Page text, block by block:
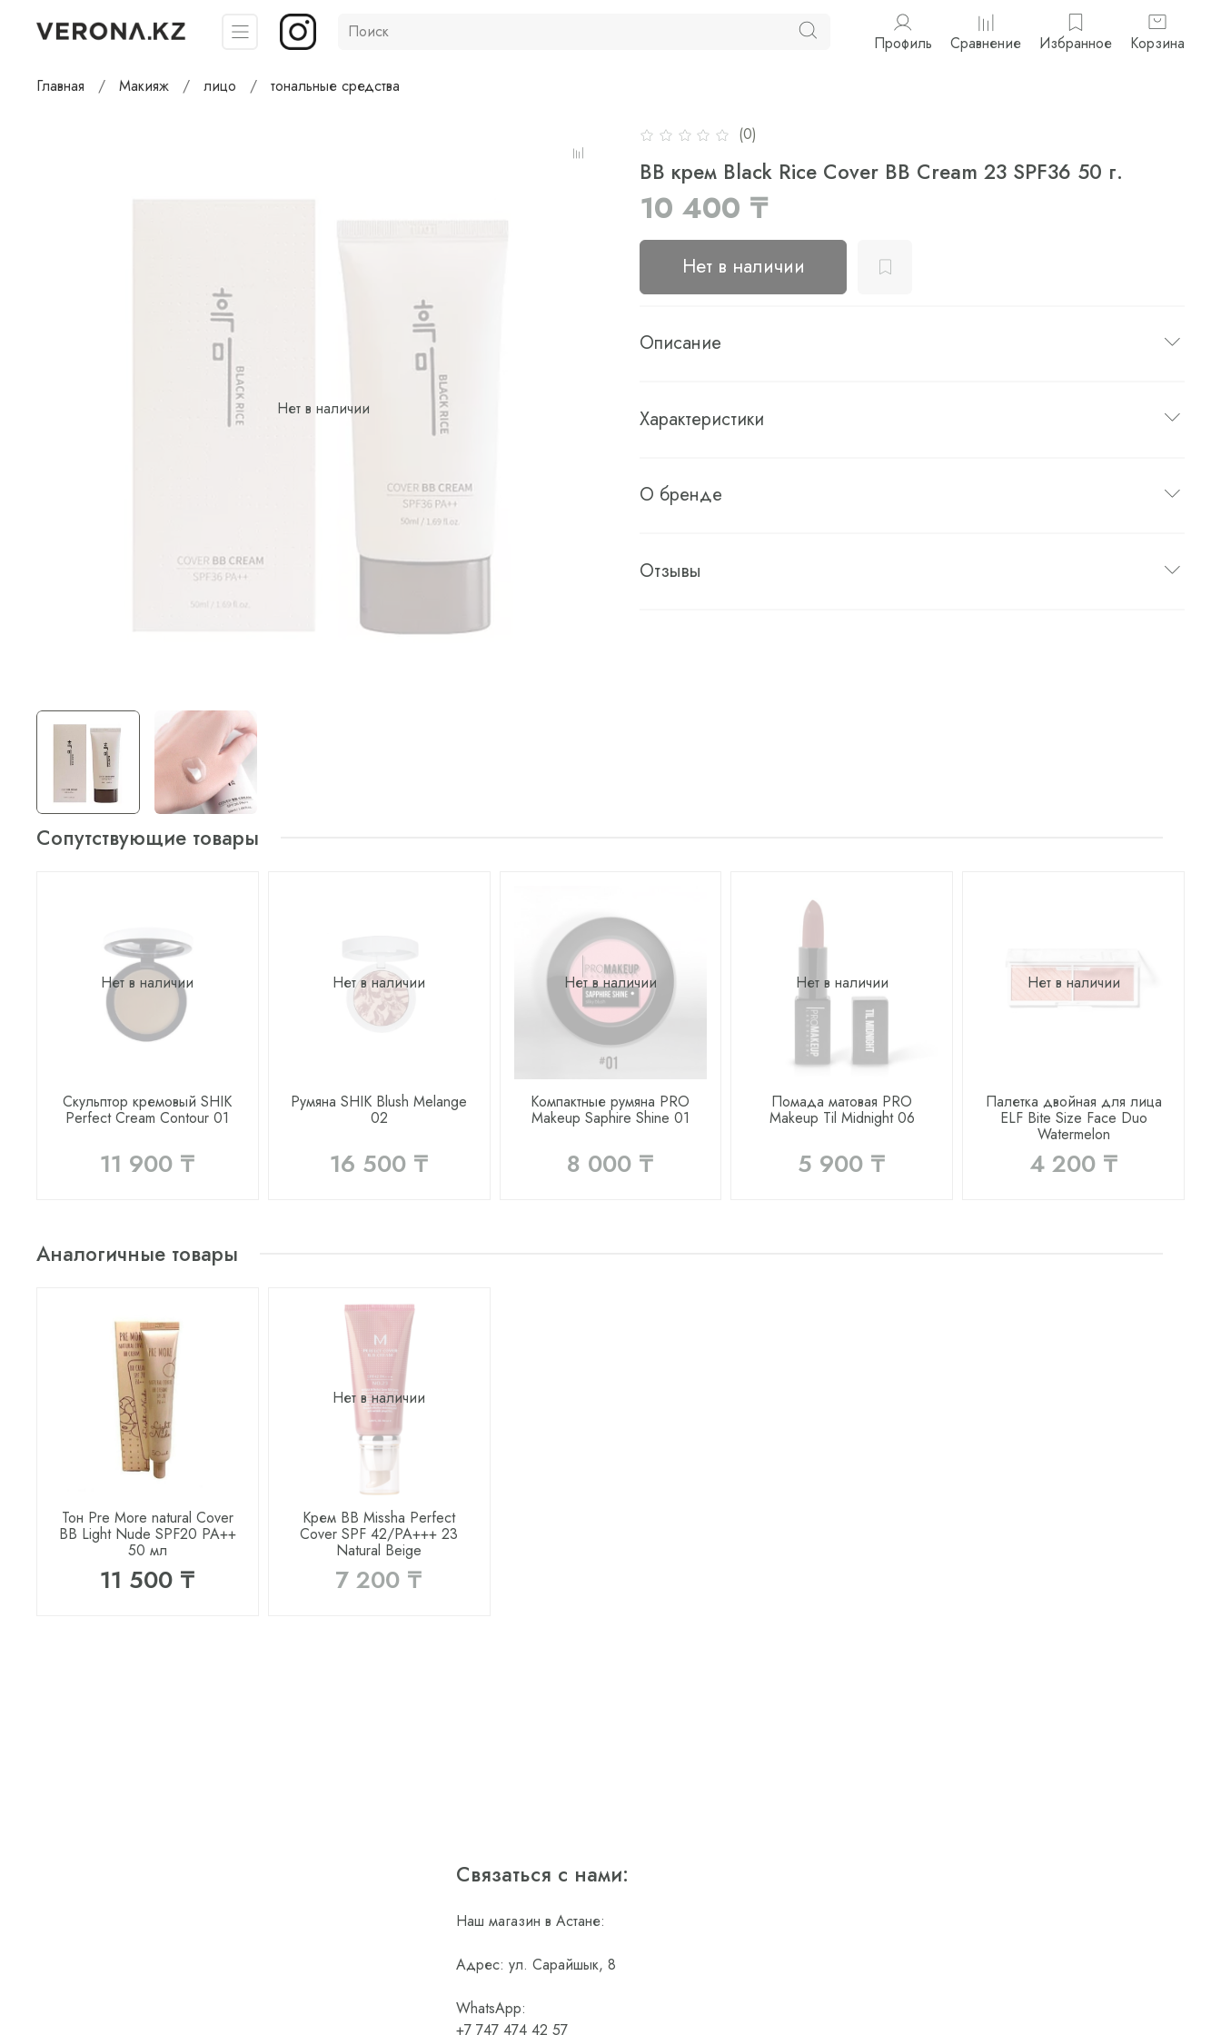
Профиль Сравнение Избранное Корзина
Главная Макияж лицо тональные средства
Нет в наличии
(0)
BB крем Black Rice Cover BB Cream 23 SPF36 50 г.
10 400 ₸
Нет в наличии
Описание
Характеристики
О бренде
Отзывы
Сопутствующие товары
Нет в наличии
Скульптор кремовый SHIK
Perfect Cream Contour 01
11 900 ₸
Нет в наличии
Румяна SHIK Blush Melange
02
16 500 ₸
Нет в наличии
Компактные румяна PRO
Makeup Saphire Shine 01
8 000 ₸
Нет в наличии
Помада матовая PRO
Makeup Til Midnight 06
5 900 ₸
Нет в наличии
Палетка двойная для лица
ELF Bite Size Face Duo
Watermelon
4 200 ₸
Аналогичные товары
Тон Pre More natural Cover
BB Light Nude SPF20 PA++
50 мл
11 500 ₸
Нет в наличии
Крем BB Missha Perfect
Cover SPF 42/PA+++ 23
Natural Beige
7 200 ₸
Связаться с нами:
Наш магазин в Астане:
Адрес: ул. Сарайшык, 8
WhatsApp:
+7 747 474 42 57